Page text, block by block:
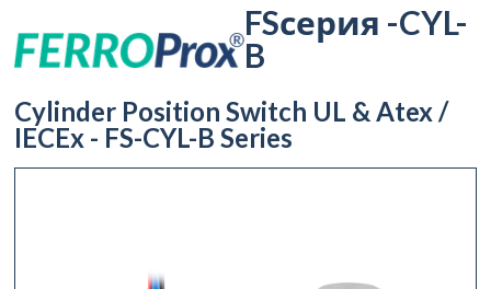
FSсерия -CYL-
B
Cylinder Position Switch UL & Atex /
IECEx - FS-CYL-B Series